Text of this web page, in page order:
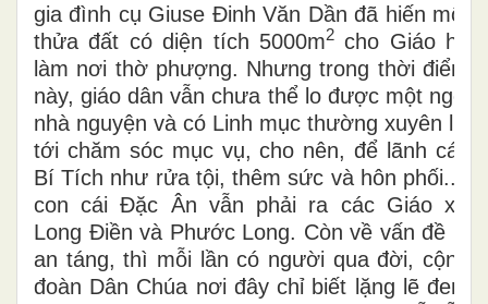
gia đình cụ Giuse Đinh Văn Dần đã hiến một
thửa đất có diện tích 5000m2cho Giáo họ
làm nơi thờ phượng. Nhưng trong thời điểm
này, giáo dân vẫn chưa thể lo được một ngôi
nhà nguyện và có Linh mục thường xuyên lui
tới chăm sóc mục vụ, cho nên, để lãnh các
Bí Tích như rửa tội, thêm sức và hôn phối....
con cái Đặc Ân vẫn phải ra các Giáo xứ
Long Điền và Phước Long. Còn về vấn đề lễ
an táng, thì mỗi lần có người qua đời, cộng
đoàn Dân Chúa nơi đây chỉ biết lặng lẽ đem